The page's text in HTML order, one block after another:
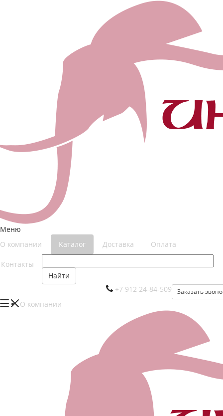
Меню
О компании
Каталог Доставка Оплата
Контакты
Найти
Заказать
+7 912 24-84-509
О компании